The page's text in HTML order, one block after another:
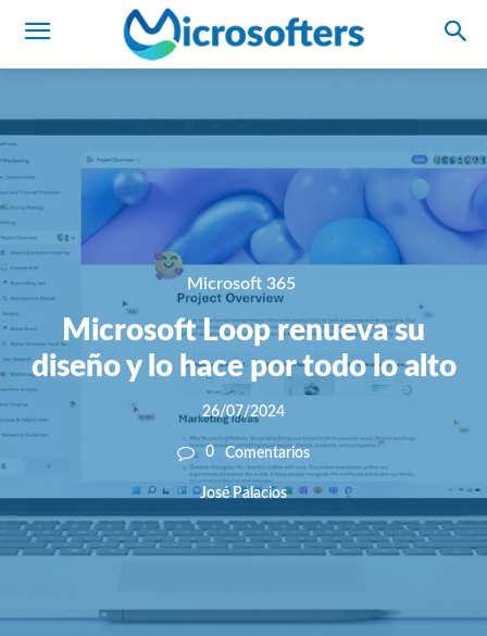
Microsoft 365
Microsoft Loop renueva su
diseño y lo hace por todo lo alto
26/07/2024
0 Comentarios
José Palacios